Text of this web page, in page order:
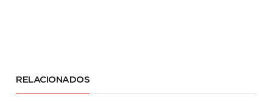
RELACIONADOS